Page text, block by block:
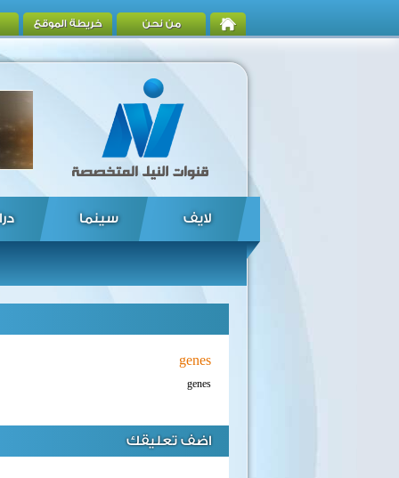
من نحن خريطة الموقع
لايف سينما
genes
genes
اضف تعليقك